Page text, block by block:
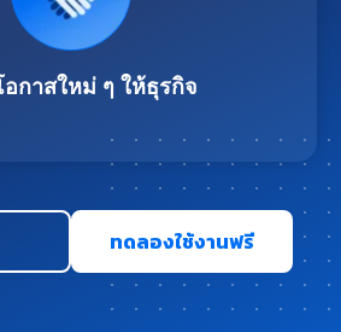
อกาสใหม่ ๆ ให้ธุรกิจ
ทดลองใช้งานฟรี